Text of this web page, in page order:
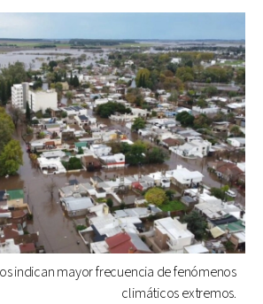
indican mayor frecuencia de fenómenos
climáticos extremos.